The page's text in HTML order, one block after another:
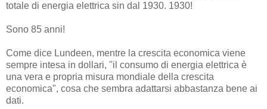
totale di energia elettrica sin dal 1930. 1930!
Sono 85 anni!
Come dice Lundeen, mentre la crescita economica viene
sempre intesa in dollari, "il consumo di energia elettrica è
una vera e propria misura mondiale della crescita
economica", cosa che sembra adattarsi abbastanza bene ai
dati.